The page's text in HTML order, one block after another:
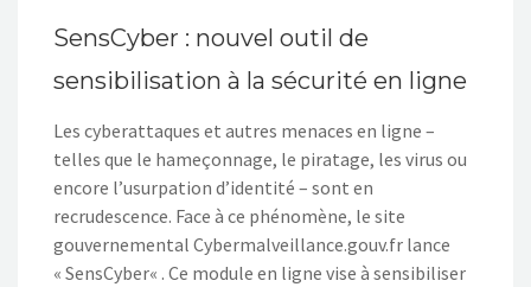
SensCyber : nouvel outil de
sensibilisation à la sécurité en ligne
Les cyberattaques et autres menaces en ligne –
telles que le hameçonnage, le piratage, les virus ou
encore l’usurpation d’identité – sont en
recrudescence. Face à ce phénomène, le site
gouvernemental Cybermalveillance.gouv.fr lance
« SensCyber« . Ce module en ligne vise à sensibiliser